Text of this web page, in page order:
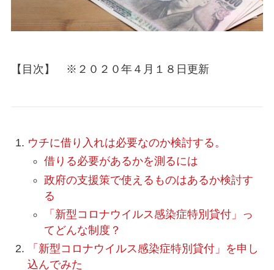
【目次】 ※２０２０年４月１８日更新
ウチに借り入れは必要なのか検討する。
借りる必要があるかを測るには
政府の支援策で使えるものはあるか検討す
る
「新型コロナウイルス感染症特別貸付」っ
てどんな制度？
「新型コロナウイルス感染症特別貸付」を申し
込んでみた